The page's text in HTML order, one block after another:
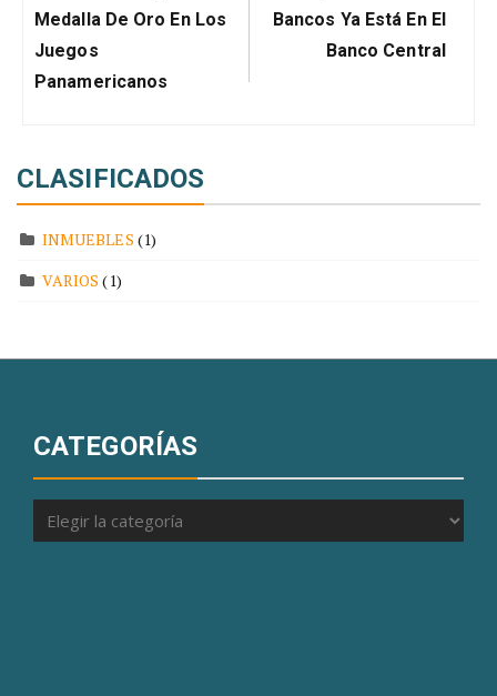
Medalla De Oro En Los
Juegos
Panamericanos
Bancos Ya Está En El
Banco Central
CLASIFICADOS
INMUEBLES (1)
VARIOS (1)
CATEGORÍAS